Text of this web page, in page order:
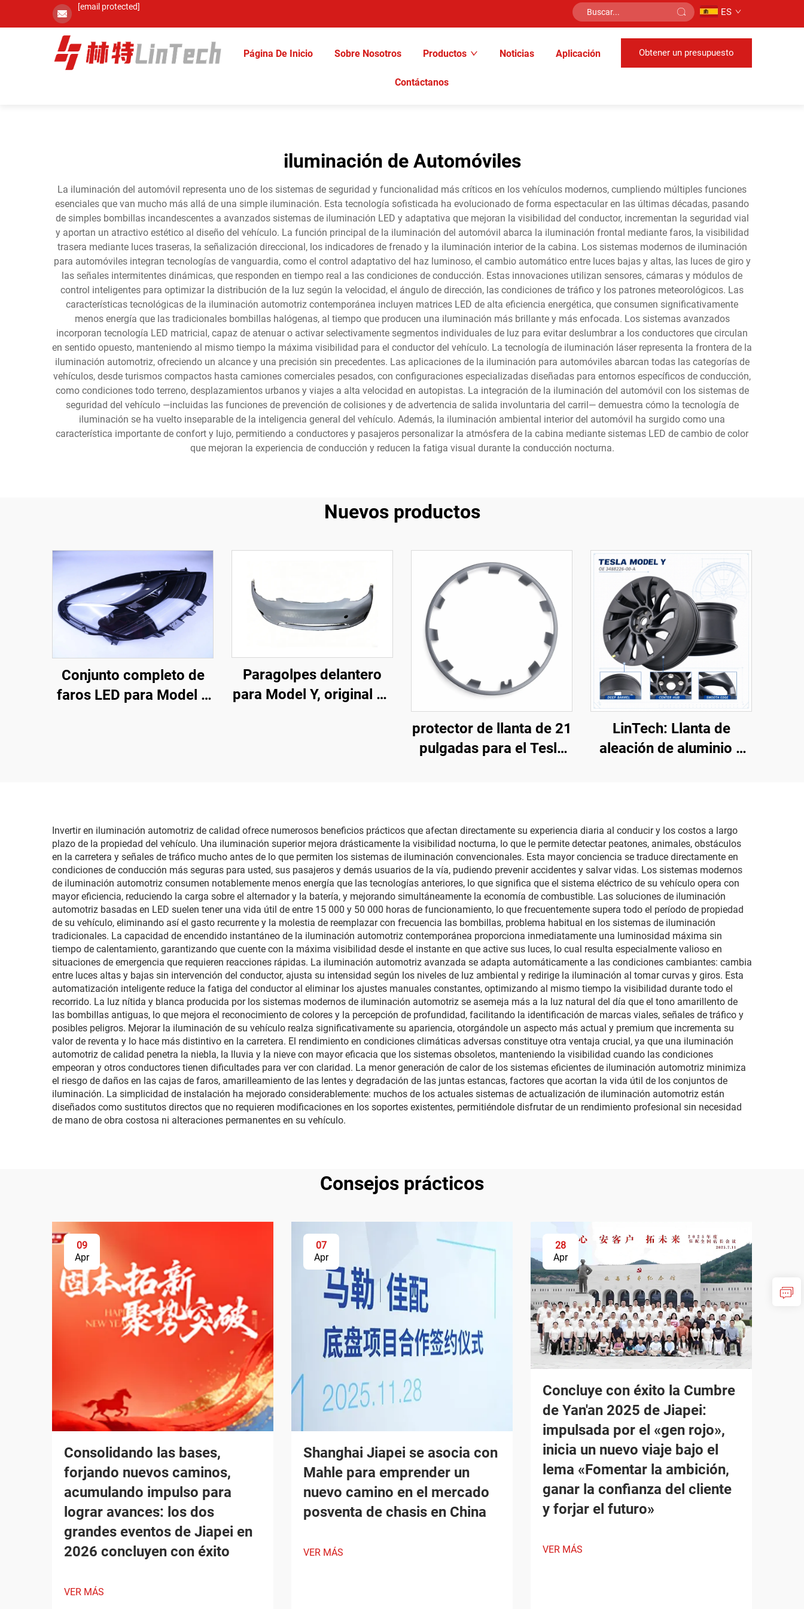
[email protected] ES
Página De Inicio Sobre Nosotros Productos Noticias Aplicación
Contáctanos
Obtener un presupuesto
iluminación de Automóviles
La iluminación del automóvil representa uno de los sistemas de seguridad y funcionalidad más críticos en los vehículos modernos, cumpliendo múltiples funciones
esenciales que van mucho más allá de una simple iluminación. Esta tecnología sofisticada ha evolucionado de forma espectacular en las últimas décadas, pasando
de simples bombillas incandescentes a avanzados sistemas de iluminación LED y adaptativa que mejoran la visibilidad del conductor, incrementan la seguridad vial
y aportan un atractivo estético al diseño del vehículo. La función principal de la iluminación del automóvil abarca la iluminación frontal mediante faros, la visibilidad
trasera mediante luces traseras, la señalización direccional, los indicadores de frenado y la iluminación interior de la cabina. Los sistemas modernos de iluminación
para automóviles integran tecnologías de vanguardia, como el control adaptativo del haz luminoso, el cambio automático entre luces bajas y altas, las luces de giro y
las señales intermitentes dinámicas, que responden en tiempo real a las condiciones de conducción. Estas innovaciones utilizan sensores, cámaras y módulos de
control inteligentes para optimizar la distribución de la luz según la velocidad, el ángulo de dirección, las condiciones de tráfico y los patrones meteorológicos. Las
características tecnológicas de la iluminación automotriz contemporánea incluyen matrices LED de alta eficiencia energética, que consumen significativamente
menos energía que las tradicionales bombillas halógenas, al tiempo que producen una iluminación más brillante y más enfocada. Los sistemas avanzados
incorporan tecnología LED matricial, capaz de atenuar o activar selectivamente segmentos individuales de luz para evitar deslumbrar a los conductores que circulan
en sentido opuesto, manteniendo al mismo tiempo la máxima visibilidad para el conductor del vehículo. La tecnología de iluminación láser representa la frontera de la
iluminación automotriz, ofreciendo un alcance y una precisión sin precedentes. Las aplicaciones de la iluminación para automóviles abarcan todas las categorías de
vehículos, desde turismos compactos hasta camiones comerciales pesados, con configuraciones especializadas diseñadas para entornos específicos de conducción,
como condiciones todo terreno, desplazamientos urbanos y viajes a alta velocidad en autopistas. La integración de la iluminación del automóvil con los sistemas de
seguridad del vehículo —incluidas las funciones de prevención de colisiones y de advertencia de salida involuntaria del carril— demuestra cómo la tecnología de
iluminación se ha vuelto inseparable de la inteligencia general del vehículo. Además, la iluminación ambiental interior del automóvil ha surgido como una
característica importante de confort y lujo, permitiendo a conductores y pasajeros personalizar la atmósfera de la cabina mediante sistemas LED de cambio de color
que mejoran la experiencia de conducción y reducen la fatiga visual durante la conducción nocturna.
Nuevos productos
Conjunto completo de
faros LED para Model 3
Paragolpes delantero
para Model Y, original de
instalación no
destructiva, para talleres
de reparación y
mantenimiento de flotas
protector de llanta de 21
pulgadas para el Tesla
LinTech: Llanta de
aleación de aluminio y
Invertir en iluminación automotriz de calidad ofrece numerosos beneficios prácticos que afectan directamente su experiencia diaria al conducir y los costos a largo
plazo de la propiedad del vehículo. Una iluminación superior mejora drásticamente la visibilidad nocturna, lo que le permite detectar peatones, animales, obstáculos
en la carretera y señales de tráfico mucho antes de lo que permiten los sistemas de iluminación convencionales. Esta mayor conciencia se traduce directamente en
condiciones de conducción más seguras para usted, sus pasajeros y demás usuarios de la vía, pudiendo prevenir accidentes y salvar vidas. Los sistemas modernos
de iluminación automotriz consumen notablemente menos energía que las tecnologías anteriores, lo que significa que el sistema eléctrico de su vehículo opera con
mayor eficiencia, reduciendo la carga sobre el alternador y la batería, y mejorando simultáneamente la economía de combustible. Las soluciones de iluminación
automotriz basadas en LED suelen tener una vida útil de entre 15 000 y 50 000 horas de funcionamiento, lo que frecuentemente supera todo el período de propiedad
de su vehículo, eliminando así el gasto recurrente y la molestia de reemplazar con frecuencia las bombillas, problema habitual en los sistemas de iluminación
tradicionales. La capacidad de encendido instantáneo de la iluminación automotriz contemporánea proporciona inmediatamente una luminosidad máxima sin
tiempo de calentamiento, garantizando que cuente con la máxima visibilidad desde el instante en que active sus luces, lo cual resulta especialmente valioso en
situaciones de emergencia que requieren reacciones rápidas. La iluminación automotriz avanzada se adapta automáticamente a las condiciones cambiantes: cambia
entre luces altas y bajas sin intervención del conductor, ajusta su intensidad según los niveles de luz ambiental y redirige la iluminación al tomar curvas y giros. Esta
automatización inteligente reduce la fatiga del conductor al eliminar los ajustes manuales constantes, optimizando al mismo tiempo la visibilidad durante todo el
recorrido. La luz nítida y blanca producida por los sistemas modernos de iluminación automotriz se asemeja más a la luz natural del día que el tono amarillento de
las bombillas antiguas, lo que mejora el reconocimiento de colores y la percepción de profundidad, facilitando la identificación de marcas viales, señales de tráfico y
posibles peligros. Mejorar la iluminación de su vehículo realza significativamente su apariencia, otorgándole un aspecto más actual y premium que incrementa su
valor de reventa y lo hace más distintivo en la carretera. El rendimiento en condiciones climáticas adversas constituye otra ventaja crucial, ya que una iluminación
automotriz de calidad penetra la niebla, la lluvia y la nieve con mayor eficacia que los sistemas obsoletos, manteniendo la visibilidad cuando las condiciones
empeoran y otros conductores tienen dificultades para ver con claridad. La menor generación de calor de los sistemas eficientes de iluminación automotriz minimiza
el riesgo de daños en las cajas de faros, amarilleamiento de las lentes y degradación de las juntas estancas, factores que acortan la vida útil de los conjuntos de
iluminación. La simplicidad de instalación ha mejorado considerablemente: muchos de los actuales sistemas de actualización de iluminación automotriz están
diseñados como sustitutos directos que no requieren modificaciones en los soportes existentes, permitiéndole disfrutar de un rendimiento profesional sin necesidad
de mano de obra costosa ni alteraciones permanentes en su vehículo.
Consejos prácticos
09
Apr
Consolidando las bases,
forjando nuevos caminos,
acumulando impulso para
lograr avances: los dos
grandes eventos de Jiapei en
2026 concluyen con éxito
VER MÁS
07
Apr
Shanghai Jiapei se asocia con
Mahle para emprender un
nuevo camino en el mercado
posventa de chasis en China
VER MÁS
28
Apr
Concluye con éxito la Cumbre
de Yan'an 2025 de Jiapei:
impulsada por el «gen rojo»,
inicia un nuevo viaje bajo el
lema «Fomentar la ambición,
ganar la confianza del cliente
y forjar el futuro»
VER MÁS